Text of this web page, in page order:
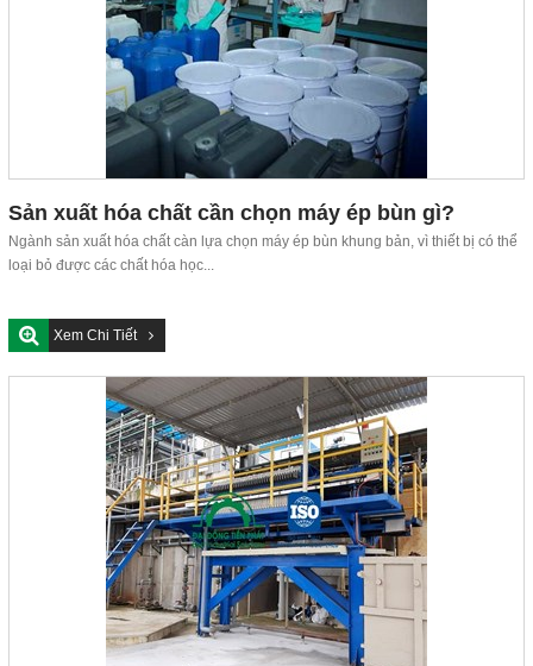
Sản xuất hóa chất cần chọn máy ép bùn gì?
Ngành sản xuất hóa chất càn lựa chọn máy ép bùn khung bản, vì thiết bị có thể
loại bỏ được các chất hóa học...
Xem Chi Tiết